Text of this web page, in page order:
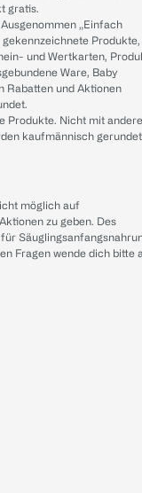
gratis.
„Einfach
Produkte,
und Wertkarten,
Ware, Baby
Rabatten und Aktionen
Produkte. Nicht mit
kaufmännisch
möglich auf
zu geben. Des
Fragen wende dich bitte